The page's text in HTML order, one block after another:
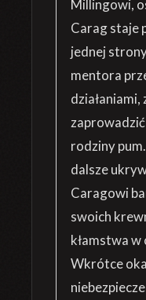
Millingowi,
Carag staje
jednej
mentora
rodziny
dalsze
Caragowi
swoich
kłamstwa
Wkrótce